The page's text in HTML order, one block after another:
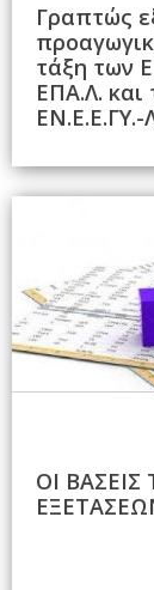
Γραπτώς
τάξη των
ΕΠΑ.Λ. και
ΕΝ.Ε.Ε.ΓΥ.-
ΟΙ